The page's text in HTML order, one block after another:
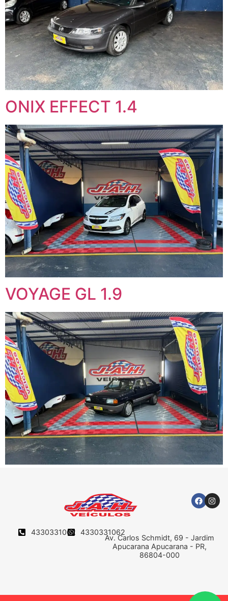
ONIX EFFECT 1.4
VOYAGE GL 1.9
4330331062 4330331062
Av. Carlos Schmidt, 69 - Jardim
Apucarana Apucarana - PR,
86804-000